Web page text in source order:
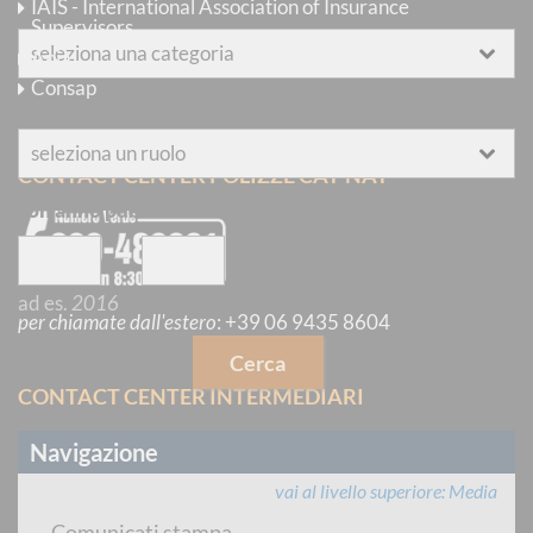
categoria
con anno pubblicazione
—
ad es. 2016
Cerca
Navigazione
vai al livello superiore Media
IAIS - International Association of Insurance
Supervisors
Ania
Consap
CONTACT CENTER POLIZZE CAT-NAT
per chiamate dall'estero: +39 06 9435 8604
CONTACT CENTER INTERMEDIARI